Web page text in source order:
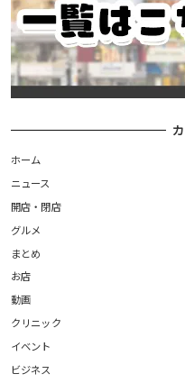
ホーム
ニュース
開店・閉店
グルメ
まとめ
お店
動画
クリニック
イベント
ビジネス